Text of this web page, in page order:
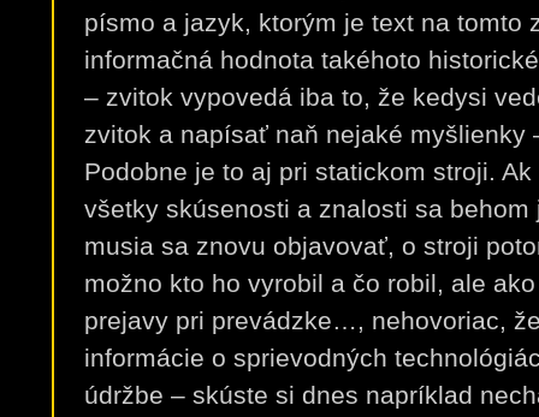
písmo a jazyk, ktorým je text na tomto
informačná hodnota takéhoto
– zvitok vypovedá iba to, že kedysi
zvitok a napísať naň nejaké myšlienky
Podobne je to aj pri statickom stroji.
všetky skúsenosti a znalosti sa
musia sa znovu objavovať, o stroji
možno kto ho vyrobil a čo robil, ale
prejavy pri prevádzke…, nehovoriac,
informácie o sprievodných
údržbe – skúste si dnes napríklad